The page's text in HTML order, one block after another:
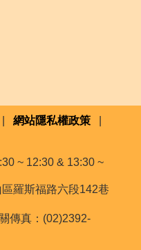
網站隱私權政策
~ 12:30 & 13:30 ~
羅斯福路六段142巷
傳真：(02)2392-